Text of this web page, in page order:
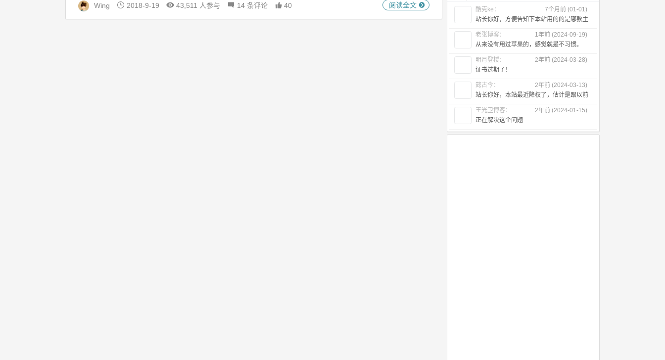
阅读全文
Wing 2018-9-19 43,511 人参与 14 条评论 40
酷克ke：
7个月前 (01-01)
站长你好，方便告知下本站用的的是哪款主
老张博客：
1年前 (2024-09-19)
从来没有用过苹果的，感觉就是不习惯。
明月登楼：
2年前 (2024-03-28)
证书过期了！
懿古今：
2年前 (2024-03-13)
站长你好，本站最近降权了，估计是跟以前
王光卫博客：
2年前 (2024-01-15)
正在解决这个问题